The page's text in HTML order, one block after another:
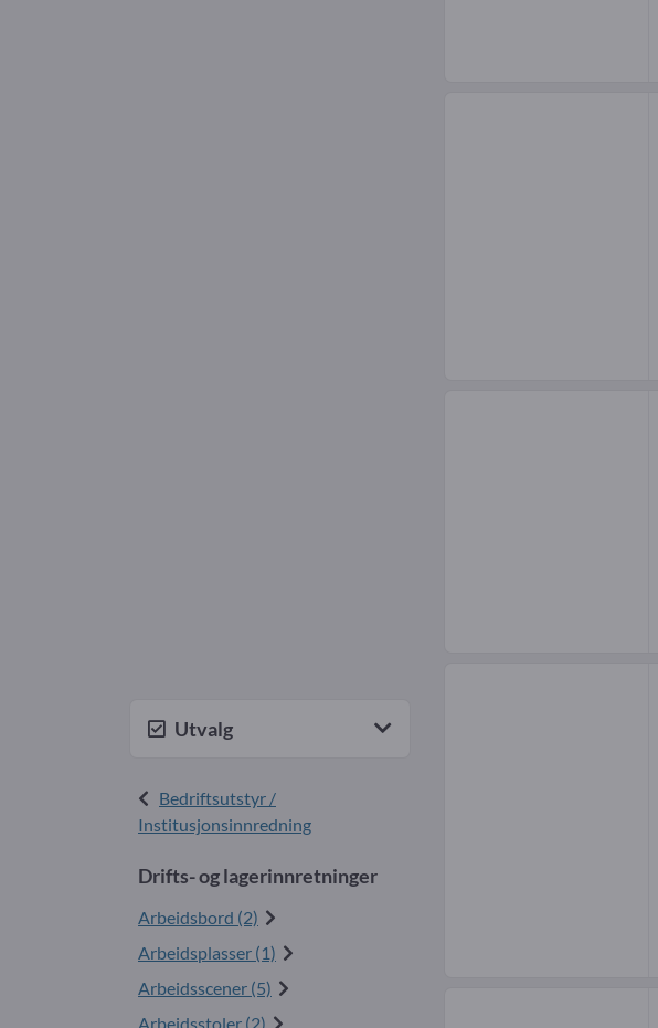
Utvalg
Bedriftsutstyr /
Institusjonsinnredning
Drifts- og lagerinnretninger
Arbeidsbord (2)
Arbeidsplasser (1)
Arbeidsscener (5)
Arbeidsstoler (2)